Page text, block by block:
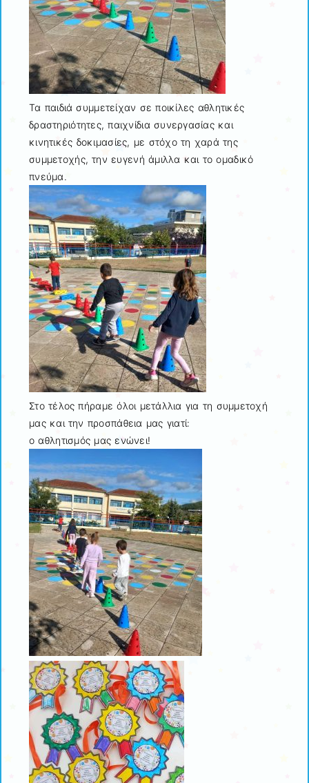
Τα παιδιά συμμετείχαν σε ποικίλες αθλητικές
δραστηριότητες, παιχνίδια συνεργασίας και
κινητικές δοκιμασίες, με στόχο τη χαρά της
συμμετοχής, την ευγενή άμιλλα και το ομαδικό
πνεύμα.
Στο τέλος πήραμε όλοι μετάλλια για τη συμμετοχή
μας και την προσπάθεια μας γιατί:
ο αθλητισμός μας ενώνει!